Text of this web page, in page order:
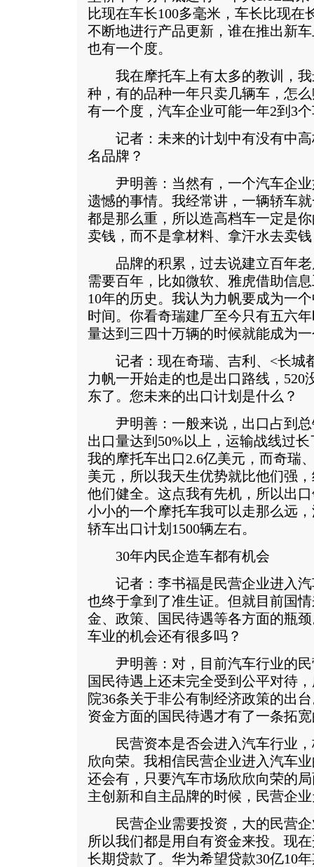
比现在车长100多毫米，车长比现在
不断地进行产品更新，谁在推出新
也有一个度。
我在摩托车上有太多的教训，我
种，有的品种一年只卖几辆车，怎
有一个度，汽车企业可能一年2到3
记者：未来的计划中有没有中高
名品牌？
尹明善：当然有，一个汽车企业
遗憾的事情。我经常讲，一辆轿车
都是那么重，所以造高档车一定是
卖钱，而不是拿材料、拿汗水去卖
品牌的积累，过去说建立百年老
需要百年，比如微软、雅虎借助信
10年的历史。我认为力帆要成为一
时间。你看奇瑞建厂至今只有五六
量达到三四十万辆的时候就能成为
记者：现在奇瑞、吉利、<长城
力帆一开始走的也是出口路线，520
东了。您未来的出口计划是什么？
尹明善：一般来说，出口占到总
出口量达到50%以上，运输战线过
我的摩托车出口2.6亿美元，而奇瑞
美元，所以我天生优势就比他们强
他们健全。这点我有先机，所以出
小小的一个摩托车我可以走那么远
轿车出口计划1500辆左右。
30年内民企造车都有机会
记者：李书福是民营企业进入汽
也终于拿到了准生证。但就目前国
金、政策、国民待遇等各方面的瓶
车业的机会还有很多吗？
尹明善：对，目前汽车行业的民
国民待遇上还未完全受到公平对待
院36条关于非公有制经济政策的出
资金方面的国民待遇才有了一条拓
民营资本是否会进入汽车行业，
欣向荣。我相信民营企业进入汽车
还会有，只要汽车市场欣欣向荣的
主创新和自主品牌的时候，民营企
民营企业需要投资，大的民营企
所以我们都是用自有资金来投。现
长期贷款了。华为希望贷款30亿10